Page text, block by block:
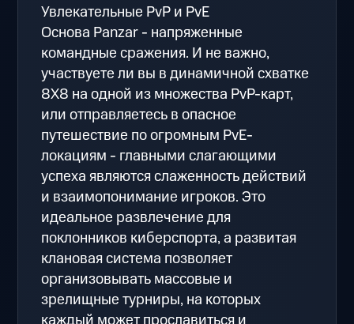
Увлекательные PvP и PvE
Основа Panzar - напряженные
командные сражения. И не важно,
участвуете ли вы в динамичной схватке
8Х8 на одной из множества PvP-карт,
или отправляетесь в опасное
путешествие по огромным PvE-
локациям - главными слагающими
успеха являются слаженность действий
и взаимопонимание игроков. Это
идеальное развлечение для
поклонников киберспорта, а развитая
клановая система позволяет
организовывать массовые и
зрелищные турниры, на которых